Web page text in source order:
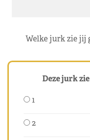
Welke jurk zie jij
Deze jurk
1
2